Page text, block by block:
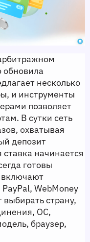
обновила
несколько
и инструменты
позволяет
В сутки сеть
охватывая
депозит
начинается
готовы
WebMoney
выбирать страну,
ОС,
браузер,